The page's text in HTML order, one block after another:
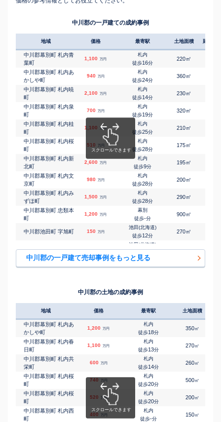
中川郡の一戸建ての成約事例
地域 価格 最寄駅 土地面積 延床面
中川郡幕別町 札内青
葉町
1,100 万円
札内
徒歩16分
220㎡
中川郡幕別町 札内あ
かしや町
940 万円
札内
徒歩24分
360㎡
中川郡幕別町 札内暁
町
2,100 万円
札内
徒歩14分
230㎡
中川郡幕別町 札内泉
町
700 万円
札内
徒歩19分
320㎡
中川郡幕別町 札内桂
町
1,100 万円
札内
徒歩25分
210㎡
中川郡幕別町 札内桜
町
510 万円
札内
徒歩28分
175㎡
中川郡幕別町 札内新
北町
2,600 万円
札内
徒歩9分
195㎡
中川郡幕別町 札内文
京町
980 万円
札内
徒歩28分
200㎡
中川郡幕別町 札内み
ずほ町
1,500 万円
札内
徒歩28分
290㎡
中川郡幕別町 忠類本
町
1,200 万円
幕別
徒歩-分
900㎡
中川郡池田町 字旭町 150 万円
池田(北海道)
徒歩12分
270㎡
中川郡池田町 字旭町 130 万円
池田(北海道)
480㎡
中川郡本別町 南 50 万円
-
300㎡ 115
中川郡の一戸建て売却事例をもっと見る
中川郡の土地の成約事例
地域 価格 最寄駅 土地面積
中川郡幕別町 札内あ
かしや町
1,200 万円
札内
徒歩18分
350㎡
中川郡幕別町 札内春
日町
1,100 万円
札内
徒歩13分
270㎡
中川郡幕別町 札内共
栄町
600 万円
札内
徒歩14分
260㎡
中川郡幕別町 札内桜
町
740 万円
札内
徒歩20分
500㎡
中川郡幕別町 札内桜
町
520 万円
札内
徒歩20分
200㎡
中川郡幕別町 札内西
町
400 万円
札内
徒歩-分
150㎡